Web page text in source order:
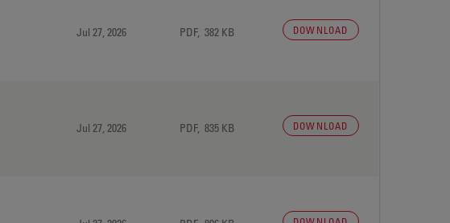
Jul 27, 2026 PDF, 382 KB DOWNLOAD
Jul 27, 2026 PDF, 835 KB DOWNLOAD